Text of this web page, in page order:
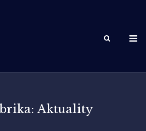
Aktuality